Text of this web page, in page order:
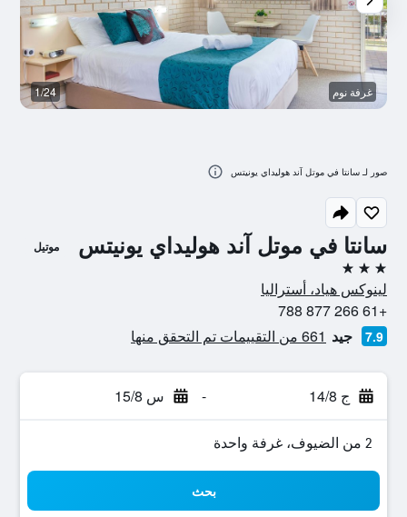
سانتا في موتل آند هوليداي يونيتس موتيل
3 نجوم
لينوكس هياد، أستراليا
+61 266 877 788
7.9 جيد 661 من التقييمات تم التحقق منها
ج 14/8 - س 15/8
2 من الضيوف، غرفة واحدة
بحث
غرفة نوم 1/24
صور لـ سانتا في موتل آند هوليداي يونيتس